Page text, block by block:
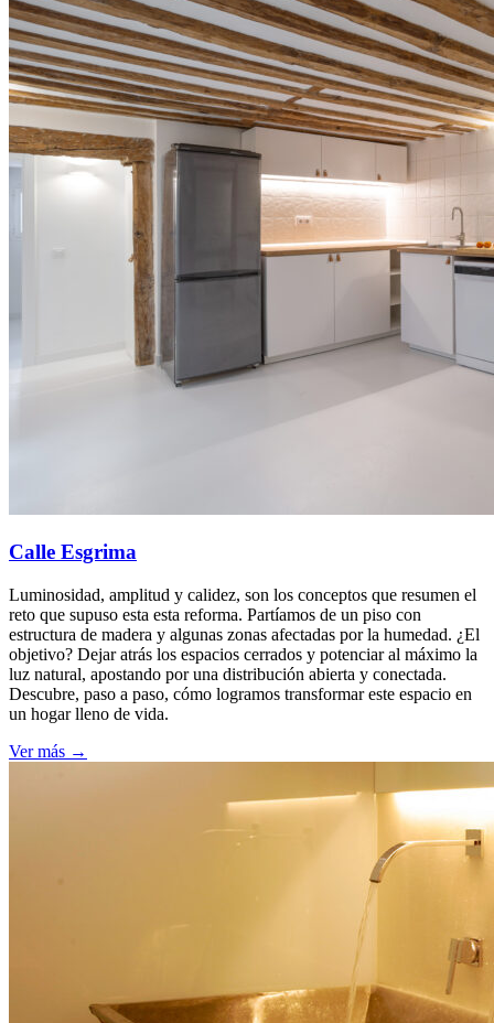
Calle Esgrima
Luminosidad, amplitud y calidez, son los conceptos que resumen el
reto que supuso esta esta reforma. Partíamos de un piso con
estructura de madera y algunas zonas afectadas por la humedad. ¿El
objetivo? Dejar atrás los espacios cerrados y potenciar al máximo la
luz natural, apostando por una distribución abierta y conectada.
Descubre, paso a paso, cómo logramos transformar este espacio en
un hogar lleno de vida.
Ver más →